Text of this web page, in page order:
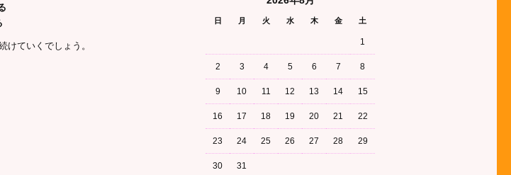
けていくでしょう。
日 月 火 水 木 金 土
1
2 3 4 5 6 7 8
9 10 11 12 13 14 15
16 17 18 19 20 21 22
23 24 25 26 27 28 29
30 31